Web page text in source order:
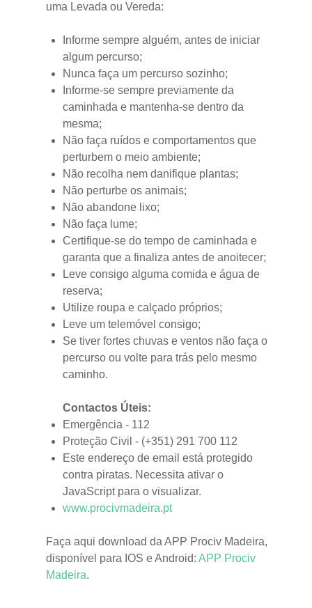
uma Levada ou Vereda:
Informe sempre alguém, antes de iniciar
algum percurso;
Nunca faça um percurso sozinho;
Informe-se sempre previamente da
caminhada e mantenha-se dentro da
mesma;
Não faça ruídos e comportamentos que
perturbem o meio ambiente;
Não recolha nem danifique plantas;
Não perturbe os animais;
Não abandone lixo;
Não faça lume;
Certifique-se do tempo de caminhada e
garanta que a finaliza antes de anoitecer;
Leve consigo alguma comida e água de
reserva;
Utilize roupa e calçado próprios;
Leve um telemóvel consigo;
Se tiver fortes chuvas e ventos não faça o
percurso ou volte para trás pelo mesmo
caminho.
Contactos Úteis:
Emergência - 112
Proteção Civil - (+351) 291 700 112
Este endereço de email está protegido
contra piratas. Necessita ativar o
JavaScript para o visualizar.
www.procivmadeira.pt
Faça aqui download da APP Prociv Madeira,
disponível para IOS e Android: APP Prociv
Madeira.